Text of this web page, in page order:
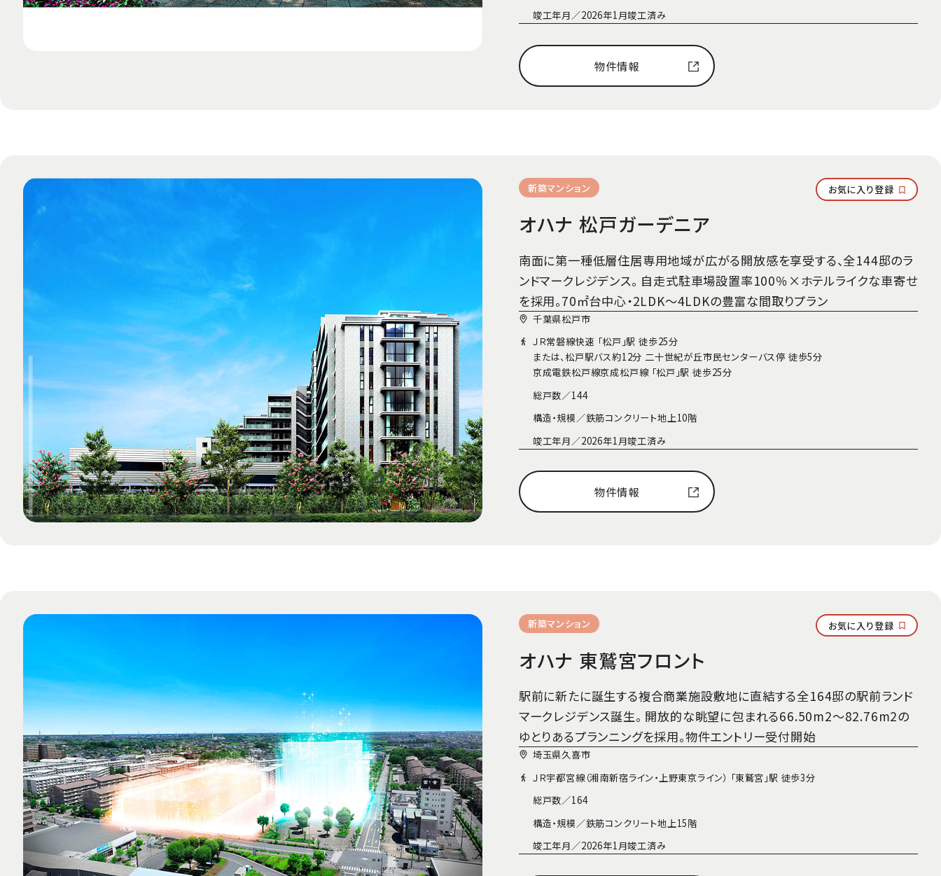
竣工年月／2026年1月竣工済み
物件情報
新築マンション お気に入り登録
オハナ 松戸ガーデニア
南面に第一種低層住居専用地域が広がる開放感を享受する、全144邸のラ
ンドマークレジデンス。 自走式駐車場設置率100％×ホテルライクな車寄せ
を採用。70㎡台中心・2LDK～4LDKの豊富な間取りプラン
千葉県松戸市
ＪＲ常磐線快速 「松戸」駅 徒歩25分
または、松戸駅バス約12分 二十世紀が丘市民センターバス停 徒歩5分
京成電鉄松戸線京成松戸線 「松戸」駅 徒歩25分
総戸数／144
構造・規模／鉄筋コンクリート地上10階
竣工年月／2026年1月竣工済み
物件情報
新築マンション お気に入り登録
オハナ 東鷲宮フロント
駅前に新たに誕生する複合商業施設敷地に直結する全164邸の駅前ランド
マークレジデンス誕生。 開放的な眺望に包まれる66.50m2～82.76m2の
ゆとりあるプランニングを採用。物件エントリー受付開始
埼玉県久喜市
ＪＲ宇都宮線（湘南新宿ライン・上野東京ライン） 「東鷲宮」駅 徒歩3分
総戸数／164
構造・規模／鉄筋コンクリート地上15階
竣工年月／2026年1月竣工済み